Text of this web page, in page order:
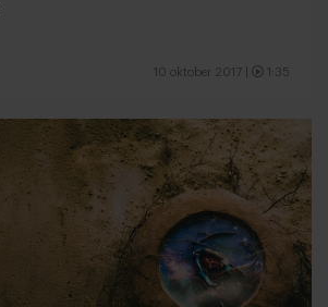
10 oktober 2017 1:35